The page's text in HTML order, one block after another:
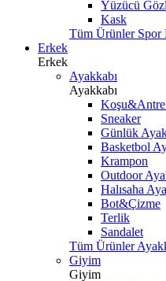
Yüzücü
Kask
Tüm Ürünler Spor
Erkek
Erkek
Ayakkabı
Ayakkabı
Sneaker
Günlük
Basketbol
Krampon
Outdoor
Halısaha
Bot&Çizme
Terlik
Sandalet
Tüm Ürünler
Giyim
Giyim